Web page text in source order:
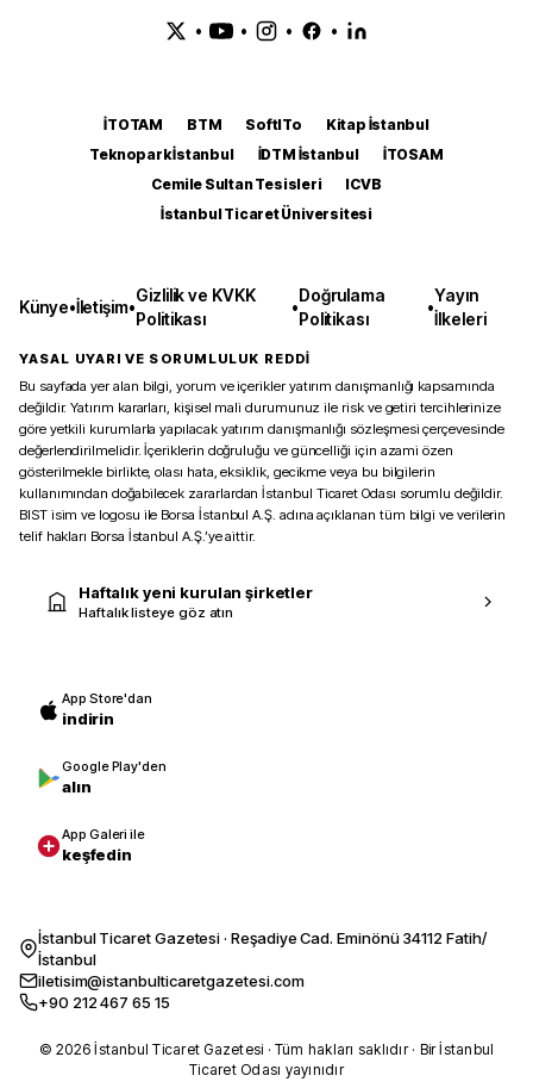
• • • •
İTOTAM BTM SoftITo
Kitap İstanbul
Teknopark İstanbul
İDTM İstanbul
İTOSAM
Cemile Sultan Tesisleri
ICVB
İstanbul Ticaret Üniversitesi
Künye•İletişim•
Gizlilik ve KVKK
Politikası
•
Doğrulama
Politikası
•
Yayın
İlkeleri
YASAL UYARI VE SORUMLULUK REDDİ
Bu sayfada yer alan bilgi, yorum ve içerikler yatırım danışmanlığı kapsamında
değildir. Yatırım kararları, kişisel mali durumunuz ile risk ve getiri tercihlerinize
göre yetkili kurumlarla yapılacak yatırım danışmanlığı sözleşmesi çerçevesinde
değerlendirilmelidir. İçeriklerin doğruluğu ve güncelliği için azami özen
gösterilmekle birlikte, olası hata, eksiklik, gecikme veya bu bilgilerin
kullanımından doğabilecek zararlardan İstanbul Ticaret Odası sorumlu değildir.
BIST isim ve logosu ile Borsa İstanbul A.Ş. adına açıklanan tüm bilgi ve verilerin
telif hakları Borsa İstanbul A.Ş.’ye aittir.
Haftalık yeni kurulan şirketler
Haftalık listeye göz atın
App Store'dan
indirin
Google Play'den
alın
App Galeri ile
keşfedin
İstanbul Ticaret Gazetesi · Reşadiye Cad. Eminönü 34112 Fatih/
İstanbul
iletisim@istanbulticaretgazetesi.com
+90 212 467 65 15
© 2026 İstanbul Ticaret Gazetesi · Tüm hakları saklıdır · Bir İstanbul
Ticaret Odası yayınıdır